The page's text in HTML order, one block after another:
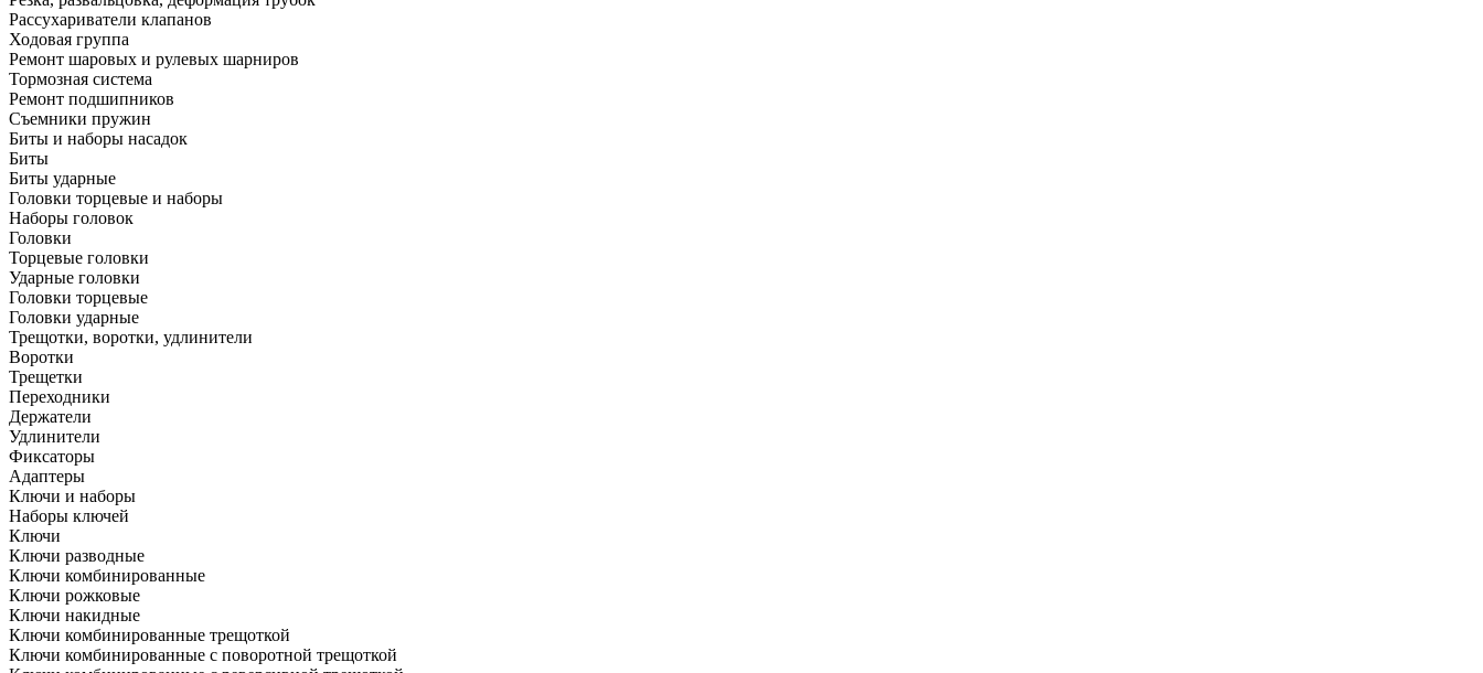
Рассухариватели клапанов
Ходовая группа
Ремонт шаровых и рулевых шарниров
Тормозная система
Ремонт подшипников
Съемники пружин
Биты и наборы насадок
Биты
Биты ударные
Головки торцевые и наборы
Наборы головок
Головки
Торцевые головки
Ударные головки
Головки торцевые
Головки ударные
Трещотки, воротки, удлинители
Воротки
Трещетки
Переходники
Держатели
Удлинители
Фиксаторы
Адаптеры
Ключи и наборы
Наборы ключей
Ключи
Ключи разводные
Ключи комбинированные
Ключи рожковые
Ключи накидные
Ключи комбинированные трещоткой
Ключи комбинированные с поворотной трещоткой